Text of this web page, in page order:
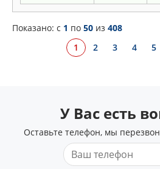
Показано: c 1 по 50 из 408
1
2 3 4 5
У Вас есть
Оставьте телефон, мы